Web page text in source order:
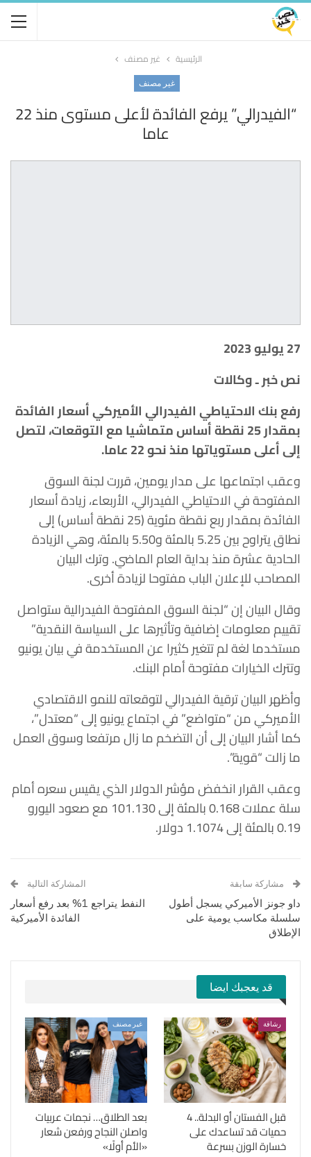
الرئيسية غير مصنف
غير مصنف
“الفيدرالي” يرفع الفائدة لأعلى مستوى منذ 22
عاما
27يوليو 2023
نص خبر ـ وكالات
رفع بنك الاحتياطي الفيدرالي الأميركي أسعار الفائدة
بمقدار 25 نقطة أساس متماشيا مع التوقعات، لتصل
إلى أعلى مستوياتها منذ نحو 22 عاما.
وعقب اجتماعها على مدار يومين، قررت لجنة السوق
المفتوحة في الاحتياطي الفيدرالي، الأربعاء، زيادة أسعار
الفائدة بمقدار ربع نقطة مئوية (25 نقطة أساس) إلى
نطاق يتراوح بين 5.25 بالمئة و5.50 بالمئة، وهي الزيادة
الحادية عشرة منذ بداية العام الماضي. وترك البيان
المصاحب للإعلان الباب مفتوحا لزيادة أخرى.
وقال البيان إن “لجنة السوق المفتوحة الفيدرالية ستواصل
تقييم معلومات إضافية وتأثيرها على السياسة النقدية”
مستخدما لغة لم تتغير كثيرا عن المستخدمة في بيان يونيو
وتترك الخيارات مفتوحة أمام البنك.
وأظهر البيان ترقية الفيدرالي لتوقعاته للنمو الاقتصادي
الأميركي من “متواضع” في اجتماع يونيو إلى “معتدل”،
كما أشار البيان إلى أن التضخم ما زال مرتفعا وسوق العمل
ما زالت “قوية”.
وعقب القرار انخفض مؤشر الدولار الذي يقيس سعره أمام
سلة عملات 0.168 بالمئة إلى 101.130 مع صعود اليورو
0.19 بالمئة إلى 1.1074 دولار.
مشاركة سابقة
داو جونز الأميركي يسجل أطول
سلسلة مكاسب يومية على
الإطلاق
المشاركة التالية
النفط يتراجع 1% بعد رفع أسعار
الفائدة الأميركية
قد يعجبك ايضا
رشاقة
قبل الفستان أو البدلة.. 4
حميات قد تساعدك على
خسارة الوزن بسرعة
غير مصنف
بعد الطلاق… نجمات عربيات
واصلن النجاح ورفعن شعار
«الأم أولًا»